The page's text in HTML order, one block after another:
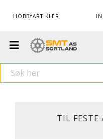
HOBBYARTIKLER
TIL FESTE